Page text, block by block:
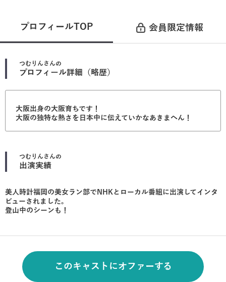
プロフィールTOP 会員限定情報
つむりん さんの
プロフィール詳細（略歴）
大阪出身の大阪育ちです！
大阪の独特な熱さを日本中に伝えていかなあきまへん！
つむりん さんの
出演実績
美人時計福岡の美女ラン部でNHKとローカル番組に出演してインタ
ビューされました。
登山中のシーンも！
このキャストにオファーする